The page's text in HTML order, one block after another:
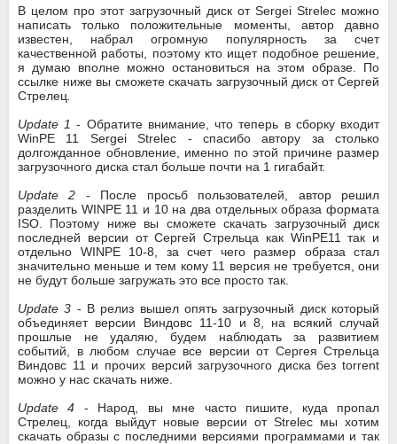
В целом про этот загрузочный диск от Sergei Strelec можно
написать только положительные моменты, автор давно
известен, набрал огромную популярность за счет
качественной работы, поэтому кто ищет подобное решение,
я думаю вполне можно остановиться на этом образе. По
ссылке ниже вы сможете скачать загрузочный диск от Сергей
Стрелец
Update 1 - Обратите внимание, что теперь в сборку входит
WinPE 11 Sergei Strelec - спасибо автору за столько
долгожданное обновление, именно по этой причине размер
загрузочного диска стал больше почти на 1 гигабайт.
Update 2 - После просьб пользователей, автор решил
разделить WINPE 11 и 10 на два отдельных образа формата
ISO. Поэтому ниже вы сможете скачать загрузочный диск
последней версии от Сергей Стрельца как WinPE11 так и
отдельно WINPE 10-8, за счет чего размер образа стал
значительно меньше и тем кому 11 версия не требуется, они
не будут больше загружать это все просто так.
Update 3 - В релиз вышел опять загрузочный диск который
объединяет версии Виндовс 11-10 и 8, на всякий случай
прошлые не удаляю, будем наблюдать за развитием
событий, в любом случае все версии от Сергея Стрельца
Виндовс 11 и прочих версий загрузочного диска без torrent
можно у нас скачать ниже.
Update 4 - Народ, вы мне часто пишите, куда пропал
Стрелец, когда выйдут новые версии от Strelec мы хотим
скачать образы с последними версиями программами и так